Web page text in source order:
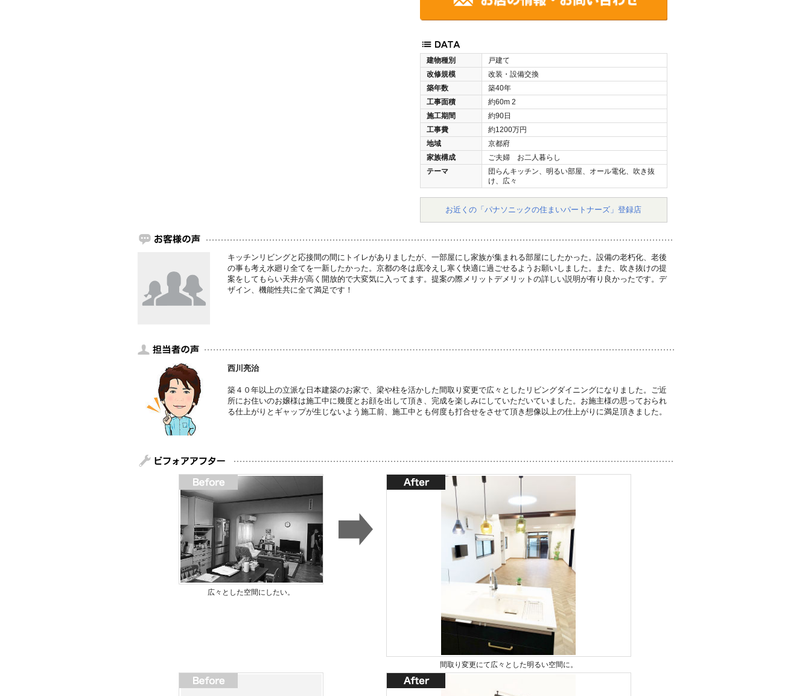
建物種別
戸建て
改修規模
改装・設備交換
築年数
築40年
工事面積
約60m 2
施工期間
約90日
工事費
約1200万円
地域
京都府
家族構成
ご夫婦 お二人暮らし
テーマ
団らんキッチン、明るい部屋、オール電化、吹き抜
け、広々
お近くの「パナソニックの住まいパートナーズ」登録店
キッチンリビングと応接間の間にトイレがありましたが、一部屋にし家族が集まれる部屋にしたかった。設備の老朽化、老後
の事も考え水廻り全てを一新したかった。京都の冬は底冷えし寒く快適に過ごせるようお願いしました。また、吹き抜けの提
案をしてもらい天井が高く開放的で大変気に入ってます。提案の際メリットデメリットの詳しい説明が有り良かったです。デ
ザイン、機能性共に全て満足です！
西川亮治
築４０年以上の立派な日本建築のお家で、梁や柱を活かした間取り変更で広々としたリビングダイニングになりました。ご近
所にお住いのお嬢様は施工中に幾度とお顔を出して頂き、完成を楽しみにしていただいていました。お施主様の思っておられ
る仕上がりとギャップが生じないよう施工前、施工中とも何度も打合せをさせて頂き想像以上の仕上がりに満足頂きました。
広々とした空間にしたい。
間取り変更にて広々とした明るい空間に。